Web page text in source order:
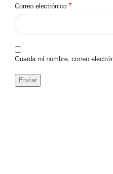
Correo electrónico *
Guarda mi nombre, correo